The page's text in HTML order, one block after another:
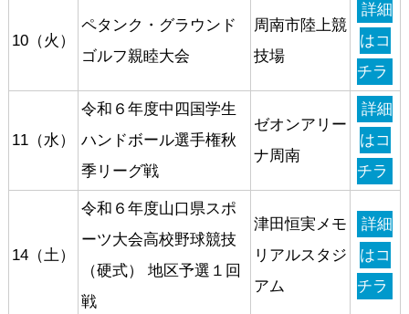
10（火）
ペタンク・グラウンド
ゴルフ親睦大会
周南市陸上競
技場
詳細
はコ
チラ
11（水）
令和６年度中四国学生
ハンドボール選手権秋
季リーグ戦
ゼオンアリー
ナ周南
詳細
はコ
チラ
14（土）
令和６年度山口県スポ
ーツ大会高校野球競技
（硬式） 地区予選１回
戦
津田恒実メモ
リアルスタジ
アム
詳細
はコ
チラ